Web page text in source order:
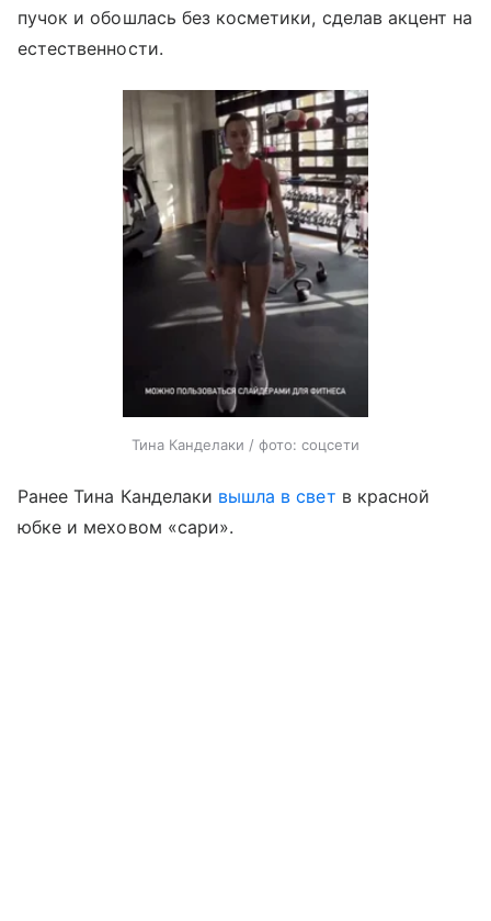
пучок и обошлась без косметики, сделав акцент на
естественности.
Тина Канделаки / фото: соцсети
Ранее Тина Канделаки вышла в свет в красной
юбке и меховом «сари».